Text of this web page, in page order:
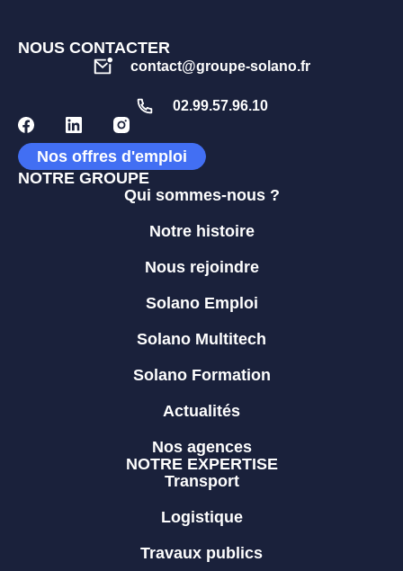
NOUS CONTACTER
contact@groupe-solano.fr
02.99.57.96.10
Nos offres d'emploi
NOTRE GROUPE
Qui sommes-nous ?
Notre histoire
Nous rejoindre
Solano Emploi
Solano Multitech
Solano Formation
Actualités
Nos agences
NOTRE EXPERTISE
Transport
Logistique
Travaux publics